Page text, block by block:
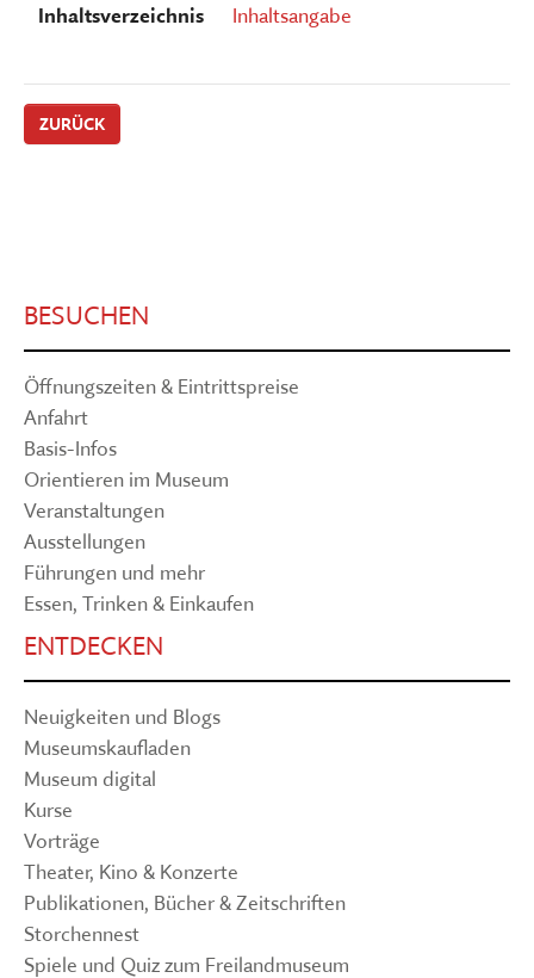
Inhaltsverzeichnis Inhaltsangabe
ZURÜCK
BESUCHEN
Öffnungszeiten & Eintrittspreise
Anfahrt
Basis-Infos
Orientieren im Museum
Veranstaltungen
Ausstellungen
Führungen und mehr
Essen, Trinken & Einkaufen
ENTDECKEN
Neuigkeiten und Blogs
Museumskaufladen
Museum digital
Kurse
Vorträge
Theater, Kino & Konzerte
Publikationen, Bücher & Zeitschriften
Storchennest
Spiele und Quiz zum Freilandmuseum